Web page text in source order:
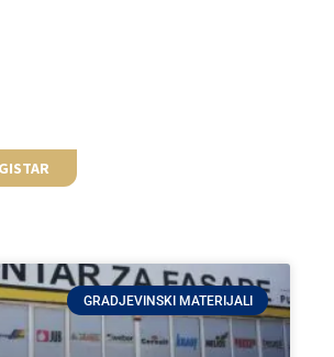
GRADJEVINSKI MATERIJALI